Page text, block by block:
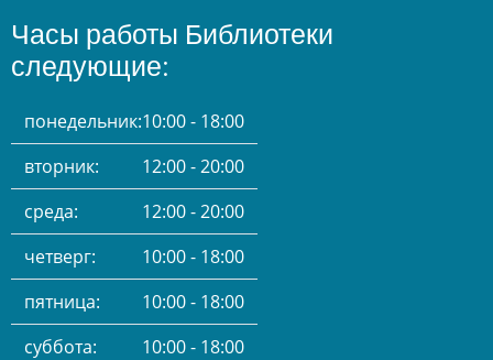
Часы работы Библиотеки
следующие:
понедельник:10:00 - 18:00
вторник:
12:00 - 20:00
среда:
12:00 - 20:00
четверг:
10:00 - 18:00
пятница:
10:00 - 18:00
суббота:
10:00 - 18:00